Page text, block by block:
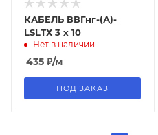
КАБЕЛЬ ВВГнг-(А)-
LSLТХ 3 х 10
Нет в наличии
435 ₽/м
ПОД ЗАКАЗ